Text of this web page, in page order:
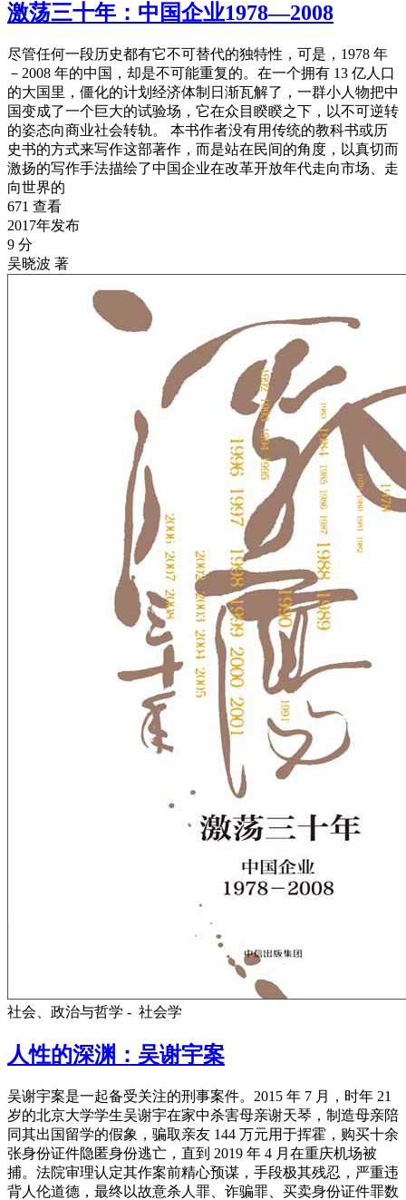
激荡三十年：中国企业1978—2008
尽管任何一段历史都有它不可替代的独特性，可是，1978 年
－2008 年的中国，却是不可能重复的。在一个拥有 13 亿人口
的大国里，僵化的计划经济体制日渐瓦解了，一群小人物把中
国变成了一个巨大的试验场，它在众目睽睽之下，以不可逆转
的姿态向商业社会转轨。 本书作者没有用传统的教科书或历
史书的方式来写作这部著作，而是站在民间的角度，以真切而
激扬的写作手法描绘了中国企业在改革开放年代走向市场、走
向世界的
671 查看
2017年发布
9 分
吴晓波 著
社会、政治与哲学 - 社会学
人性的深渊：吴谢宇案
吴谢宇案是一起备受关注的刑事案件。2015 年 7 月，时年 21
岁的北京大学学生吴谢宇在家中杀害母亲谢天琴，制造母亲陪
同其出国留学的假象，骗取亲友 144 万元用于挥霍，购买十余
张身份证件隐匿身份逃亡，直到 2019 年 4 月在重庆机场被
捕。法院审理认定其作案前精心预谋，手段极其残忍，严重违
背人伦道德，最终以故意杀人罪、诈骗罪、买卖身份证件罪数